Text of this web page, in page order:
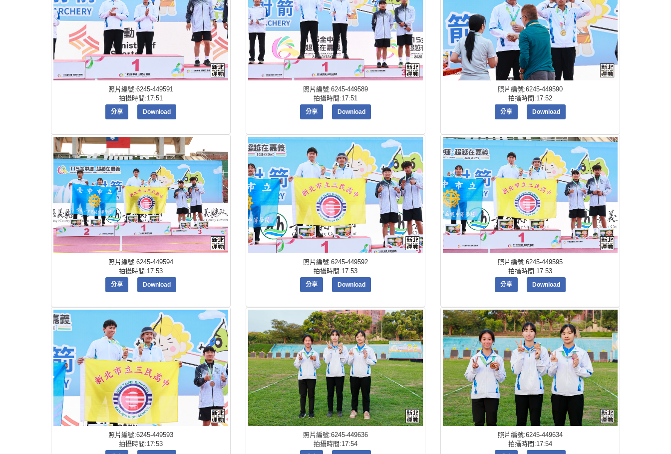
照片編號:6245-449591
拍攝時間:17:51
分享 Download
照片編號:6245-449589
拍攝時間:17:51
分享 Download
照片編號:6245-449590
拍攝時間:17:52
分享 Download
照片編號:6245-449594
拍攝時間:17:53
分享 Download
照片編號:6245-449592
拍攝時間:17:53
分享 Download
照片編號:6245-449595
拍攝時間:17:53
分享 Download
照片編號:6245-449593
拍攝時間:17:53
照片編號:6245-449636
拍攝時間:17:54
照片編號:6245-449634
拍攝時間:17:54